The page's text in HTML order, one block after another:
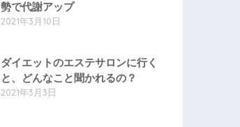
勢で代謝アップ
2021年3月10日
ダイエットのエステサロンに行く
と、どんなこと聞かれるの？
2021年3月3日